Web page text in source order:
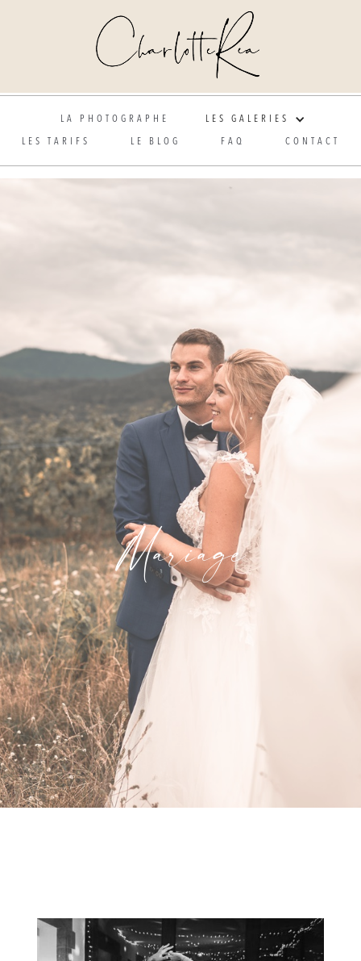
LA PHOTOGRAPHE LES GALERIES
LES TARIFS LE BLOG FAQ CONTACT
Mariage